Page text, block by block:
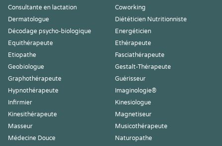
Consultante en lactation
Coworking
Dermatologue
Diététicien Nutritionniste
Décodage psycho-biologique
Energéticien
Equithérapeute
Ethérapeute
Etiopathe
Fasciathérapeute
Geobiologue
Gestalt-Thérapeute
Graphothérapeute
Guérisseur
Hypnothérapeute
Imaginologie®
Infirmier
Kinesiologue
Kinesithérapeute
Magnetiseur
Masseur
Musicothérapeute
Médecine Douce
Naturopathe